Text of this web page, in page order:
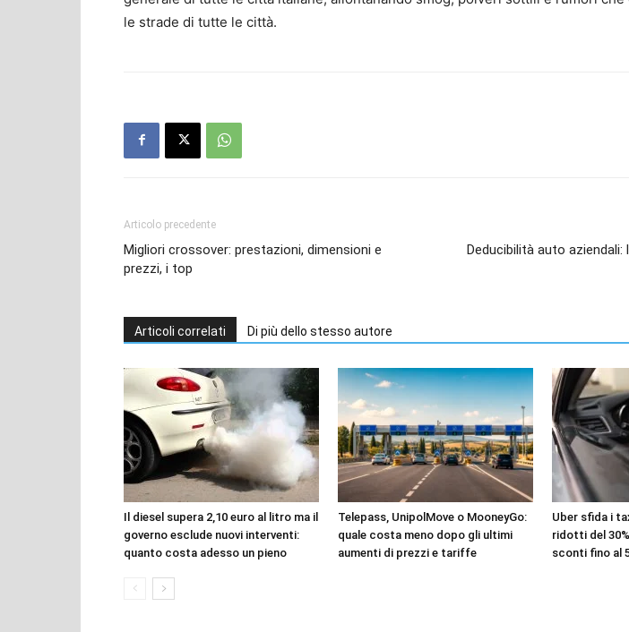
le strade di tutte le città.
Articolo precedente
Migliori crossover: prestazioni, dimensioni e
prezzi, i top
Deducibilità auto aziendali:
Articoli correlati Di più dello stesso autore
Il diesel supera 2,10 euro al litro ma il
governo esclude nuovi interventi:
quanto costa adesso un pieno
Telepass, UnipolMove o MooneyGo:
quale costa meno dopo gli ultimi
aumenti di prezzi e tariffe
Uber sfida i
ridotti del
sconti fino al